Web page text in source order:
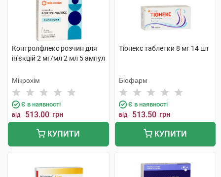
Контролфлекс розчин для
ін'єкцій 2 мг/мл 2 мл 5 ампул
Мікрохім
Є в наявності
від 513.00 грн
КУПИТИ
Тіонекс таблетки 8 мг 14 шт
Біофарм
Є в наявності
від 513.50 грн
КУПИТИ